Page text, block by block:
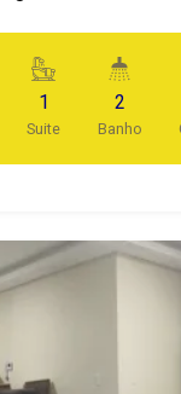
1
Suite
2
Banho